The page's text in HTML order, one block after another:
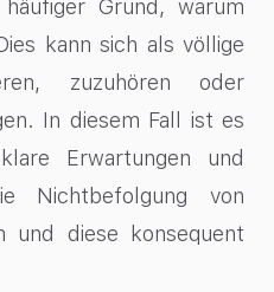
Grund, warum
kann sich als völlige
zuzuhören oder
In diesem Fall ist es
Erwartungen und
Nichtbefolgung von
und diese konsequent